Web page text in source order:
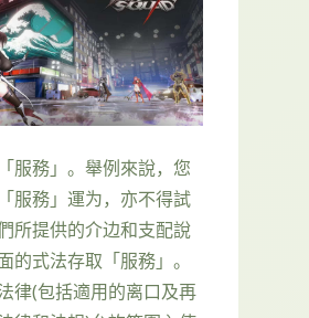
服務」。舉例來說，您
服務」運为，亦不得試
所提供的介边和支配說
的式法存取「服務」。
律(包括適用的离口及再